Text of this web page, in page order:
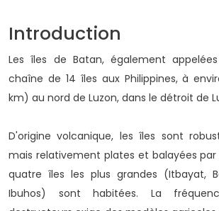
Introduction
Les îles de Batan, également
chaîne de 14 îles aux Philippines, à
km) au nord de Luzon, dans le détroit de
D'origine volcanique, les îles sont
mais relativement plates et balayées par
quatre îles les plus grandes (Itbayat,
Ibuhos) sont habitées. La